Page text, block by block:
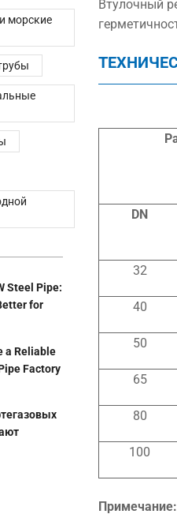
морские
Steel Pipe:
for
a Reliable
Factory
Втулочный
DN
32
40
50
65
80
100
Примечание: